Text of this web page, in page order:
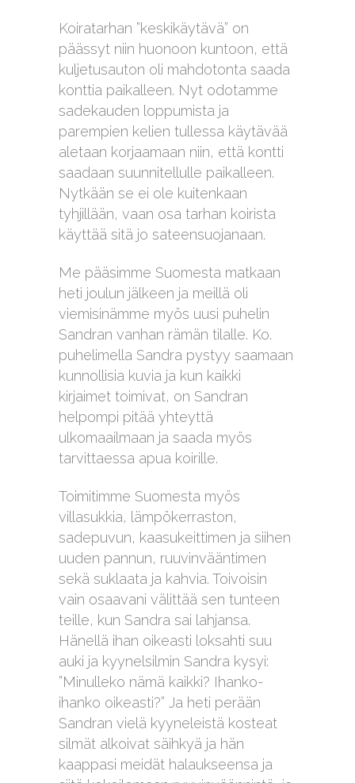
Koiratarhan ”keskikäytävä” on
päässyt niin huonoon kuntoon, että
kuljetusauton oli mahdotonta saada
konttia paikalleen. Nyt odotamme
sadekauden loppumista ja
parempien kelien tullessa käytävää
aletaan korjaamaan niin, että kontti
saadaan suunnitellulle paikalleen.
Nytkään se ei ole kuitenkaan
tyhjillään, vaan osa tarhan koirista
käyttää sitä jo sateensuojanaan.
Me pääsimme Suomesta matkaan
heti joulun jälkeen ja meillä oli
viemisinämme myös uusi puhelin
Sandran vanhan rämän tilalle. Ko.
puhelimella Sandra pystyy saamaan
kunnollisia kuvia ja kun kaikki
kirjaimet toimivat, on Sandran
helpompi pitää yhteyttä
ulkomaailmaan ja saada myös
tarvittaessa apua koirille.
Toimitimme Suomesta myös
villasukkia, lämpökerraston,
sadepuvun, kaasukeittimen ja siihen
uuden pannun, ruuvinvääntimen
sekä suklaata ja kahvia. Toivoisin
vain osaavani välittää sen tunteen
teille, kun Sandra sai lahjansa.
Hänellä ihan oikeasti loksahti suu
auki ja kyynelsilmin Sandra kysyi:
”Minulleko nämä kaikki? Ihanko-
ihanko oikeasti?” Ja heti perään
Sandran vielä kyyneleistä kosteat
silmät alkoivat säihkyä ja hän
kaappasi meidät halaukseensa ja